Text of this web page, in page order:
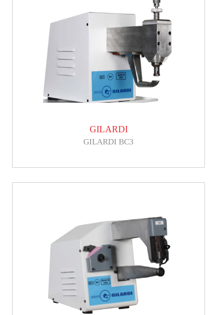
GILARDI
GILARDI BC3